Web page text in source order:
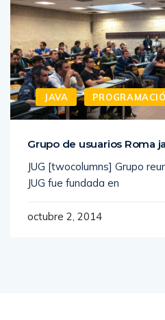
JAVA
Grupo de usuarios Roma
JUG [twocolumns] Grupo
JUG fue fundada en
octubre 2, 2014